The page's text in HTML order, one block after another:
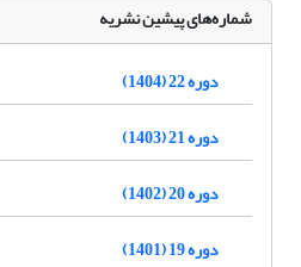
شماره‌های پیشین نشریه
دوره 22 (1404)
دوره 21 (1403)
دوره 20 (1402)
دوره 19 (1401)